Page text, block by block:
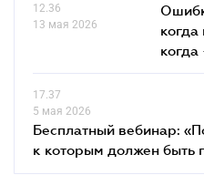
12.36
13 мая 2026
когда
17.37
5 мая 2026
Бесплатный вебинар:
к которым должен быть